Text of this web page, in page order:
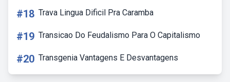
#18 Trava Lingua Dificil Pra Caramba
#19 Transicao Do Feudalismo Para O Capitalismo
#20 Transgenia Vantagens E Desvantagens